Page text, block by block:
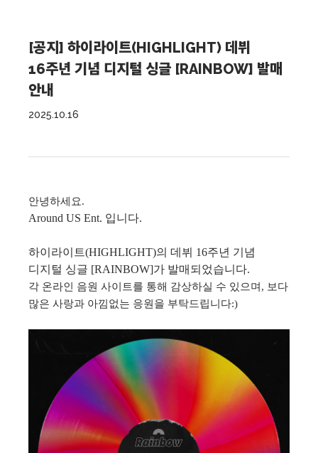
[공지] 하이라이트(HIGHLIGHT) 데뷔
16주년 기념 디지털 싱글 [RAINBOW] 발매
안내
2025.10.16
안녕하세요.
Around US Ent. 입니다.
하이라이트(HIGHLIGHT)의 데뷔 16주년 기념
디지털 싱글 [RAINBOW]가 발매되었습니다.
각 온라인 음원 사이트를 통해 감상하실 수 있으며, 보다
많은 사랑과 아낌없는 응원을 부탁드립니다:)